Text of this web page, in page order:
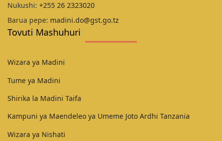
Nukushi: +255 26 2323020
Barua pepe: madini.do@gst.go.tz
Tovuti Mashuhuri
Wizara ya Madini
Tume ya Madini
Shirika la Madini Taifa
Kampuni ya Maendeleo ya Umeme Joto Ardhi Tanzania
Wizara ya Nishati